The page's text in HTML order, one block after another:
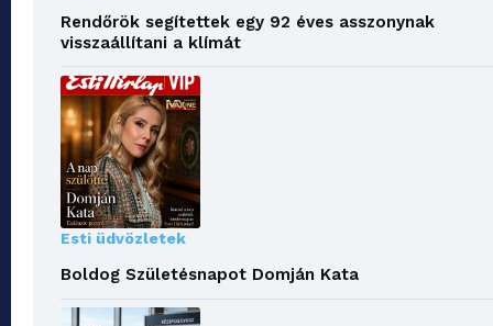
Rendőrök segítettek egy 92 éves asszonynak
visszaállítani a klímát
Esti üdvözletek
Boldog Születésnapot Domján Kata